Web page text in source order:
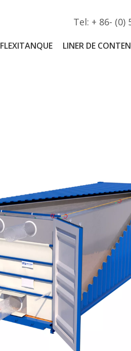
Tel: + 86- (0)
FLEXITANQUE LINER DE